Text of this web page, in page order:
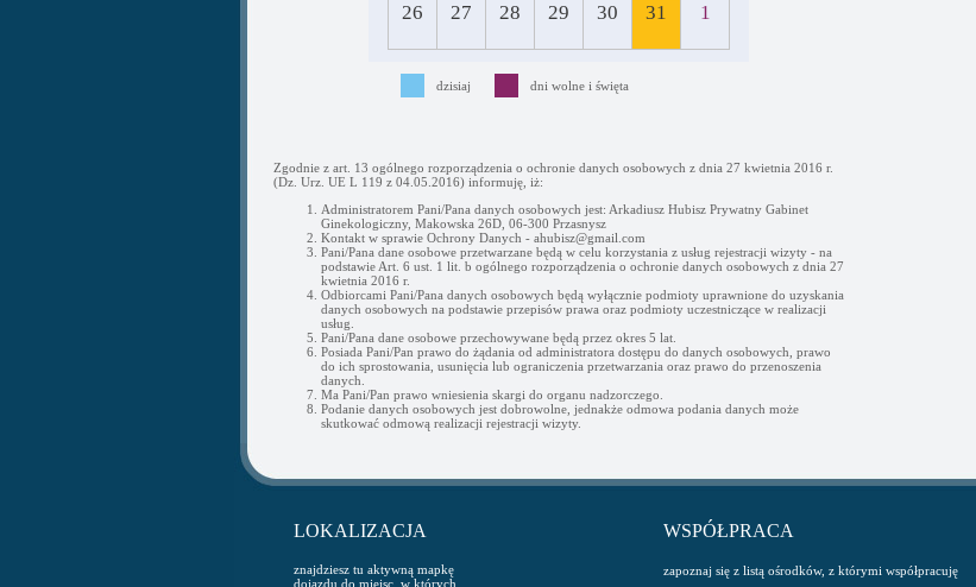
26 27 28 29 30 31 1
dzisiaj dni wolne i święta
Zgodnie z art. 13 ogólnego rozporządzenia o ochronie danych osobowych z dnia 27 kwietnia 2016 r.
(Dz. Urz. UE L 119 z 04.05.2016) informuję, iż:
Administratorem Pani/Pana danych osobowych jest: Arkadiusz Hubisz Prywatny Gabinet
Ginekologiczny, Makowska 26D, 06-300 Przasnysz
Kontakt w sprawie Ochrony Danych - ahubisz@gmail.com
Pani/Pana dane osobowe przetwarzane będą w celu korzystania z usług rejestracji wizyty - na
podstawie Art. 6 ust. 1 lit. b ogólnego rozporządzenia o ochronie danych osobowych z dnia 27
kwietnia 2016 r.
Odbiorcami Pani/Pana danych osobowych będą wyłącznie podmioty uprawnione do uzyskania
danych osobowych na podstawie przepisów prawa oraz podmioty uczestniczące w realizacji
usług.
Pani/Pana dane osobowe przechowywane będą przez okres 5 lat.
Posiada Pani/Pan prawo do żądania od administratora dostępu do danych osobowych, prawo
do ich sprostowania, usunięcia lub ograniczenia przetwarzania oraz prawo do przenoszenia
danych.
Ma Pani/Pan prawo wniesienia skargi do organu nadzorczego.
Podanie danych osobowych jest dobrowolne, jednakże odmowa podania danych może
skutkować odmową realizacji rejestracji wizyty.
LOKALIZACJA
znajdziesz tu aktywną mapkę
dojazdu do miejsc, w których
WSPÓŁPRACA
zapoznaj się z listą ośrodków, z którymi współpracuję